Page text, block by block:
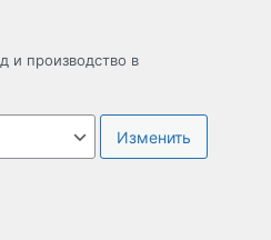
и производство в